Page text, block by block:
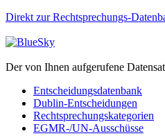
Direkt zur Rechtsprechungs-
Der von Ihnen aufgerufene
Entscheidungsdatenbank
Dublin-Entscheidungen
Rechtsprechungskategorien
EGMR-/UN-Ausschüsse